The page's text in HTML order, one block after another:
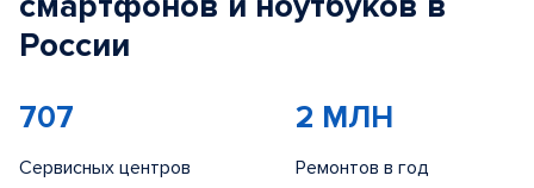
России
707
Сервисных центров
2 МЛН
Ремонтов в год